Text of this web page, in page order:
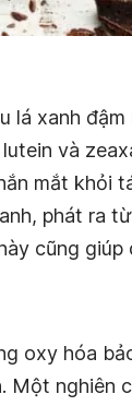
lá xanh
và
mắt khỏi
phát ra
cũng
oxy hóa
Một nghiên